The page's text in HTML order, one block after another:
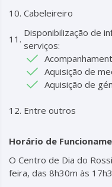
Cabeleireiro
Disponibilização de
serviços:
Aquisição de
Aquisição de
Entre outros
Horário de
O Centro de Dia do
feira, das 8h30m às